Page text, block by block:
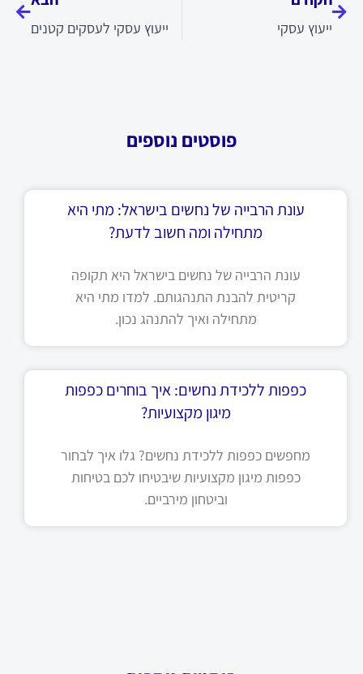
ייעוץ עסקי ייעוץ עסקי לעסקים קטנים
פוסטים נוספים
עונת הרבייה של נחשים בישראל: מתי היא
מתחילה ומה חשוב לדעת?
עונת הרבייה של נחשים בישראל היא תקופה
קריטית להבנת התנהגותם. למדו מתי היא
מתחילה ואיך להתנהג נכון.
כפפות ללכידת נחשים: איך בוחרים כפפות
מיגון מקצועיות?
מחפשים כפפות ללכידת נחשים? גלו איך לבחור
כפפות מיגון מקצועיות שיבטיחו לכם בטיחות
וביטחון מירביים.